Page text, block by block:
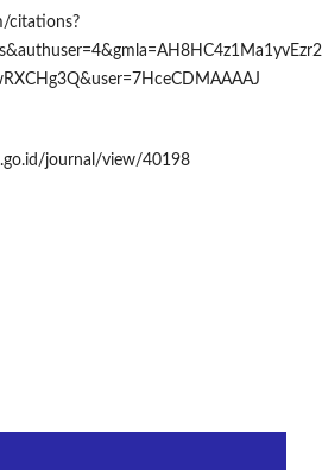
citations?
journal/view/40198